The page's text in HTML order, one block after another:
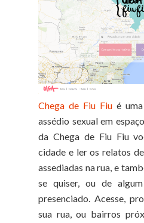
Chega de Fiu Fiu é
assédio sexual em
da Chega de Fiu Fiu
cidade e ler os relatos
assediadas na rua, e
se quiser, ou de
presenciado. Acesse,
sua rua, ou bairros